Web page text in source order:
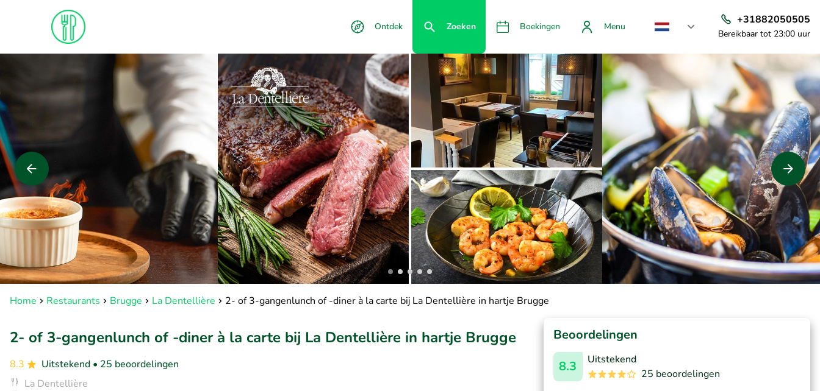
Ontdek Zoeken Boekingen Menu
+31882050505
Bereikbaar tot 23:00 uur
Home Restaurants Brugge La Dentellière 2- of 3-gangenlunch of -diner à la carte bij La Dentellière in hartje Brugge
2- of 3-gangenlunch of -diner à la carte bij La Dentellière in hartje Brugge
8.3 Uitstekend • 25 beoordelingen
La Dentellière
Beoordelingen
8.3
Uitstekend
25 beoordelingen